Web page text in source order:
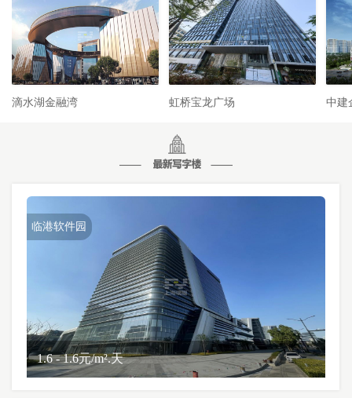
滴水湖金融湾 虹桥宝龙广场 中建
临港软件园
1.6 - 1.6元/m².天